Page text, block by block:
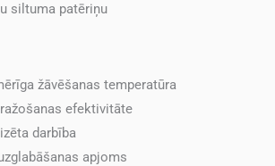
siltuma patēriņu
žāvēšanas temperatūra
efektivitāte
darbība
apjoms